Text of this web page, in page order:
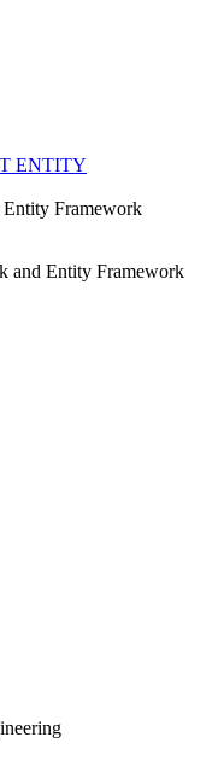
ENTITY
Framework
and Entity Framework